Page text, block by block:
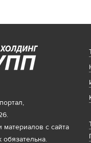
с сайта
обязательна.